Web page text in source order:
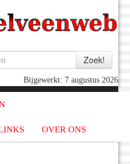
Bijgewerkt: 7 augustus 2026
OVER ONS